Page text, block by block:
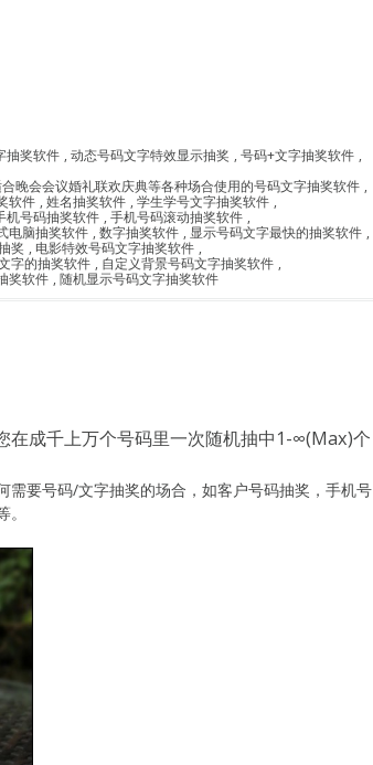
抽奖软件 , 动态号码文字特效显示抽奖 , 号码+文字抽奖软件 ,
晚会会议婚礼联欢庆典等各种场合使用的号码文字抽奖软件 ,
软件 , 姓名抽奖软件 , 学生学号文字抽奖软件 ,
机号码抽奖软件 , 手机号码滚动抽奖软件 ,
电脑抽奖软件 , 数字抽奖软件 , 显示号码文字最快的抽奖软件 ,
奖 , 电影特效号码文字抽奖软件 ,
字的抽奖软件 , 自定义背景号码文字抽奖软件 ,
奖软件 , 随机显示号码文字抽奖软件
在成千上万个号码里一次随机抽中1-∞(Max)个
要号码/文字抽奖的场合，如客户号码抽奖，手机号